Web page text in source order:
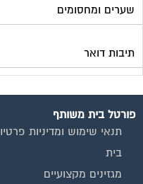
שערים ומחסומים
תיבות דואר
פורטל בית משותף
תנאי שימוש ומדיניות פרטיות
בית
מגזינים מקצועיים